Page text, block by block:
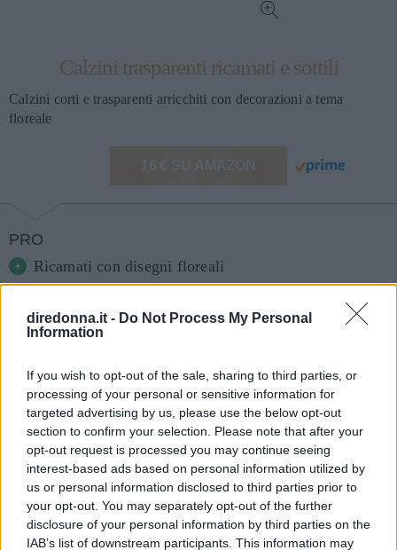
diredonna.it - Do Not Process My Personal
Information
If you wish to opt-out of the sale, sharing to third parties, or
processing of your personal or sensitive information for
targeted advertising by us, please use the below opt-out
section to confirm your selection. Please note that after your
opt-out request is processed you may continue seeing
interest-based ads based on personal information utilized by
us or personal information disclosed to third parties prior to
your opt-out. You may separately opt-out of the further
disclosure of your personal information by third parties on the
IAB’s list of downstream participants. This information may
Calzini trasparenti ricamati e sottili
Calzini corti e trasparenti arricchiti con decorazioni a tema
floreale
16 € SU AMAZON
PRO
Ricamati con disegni floreali
Nessuno
Continua a leggere dopo la pubblicità
Questi calzini di media lunghezza si ispirano
alla natura, con stampe che richiamano fiori e
vita all’aria aperta. La base su cui sono
realizzati i disegni è sempre rigorosamente